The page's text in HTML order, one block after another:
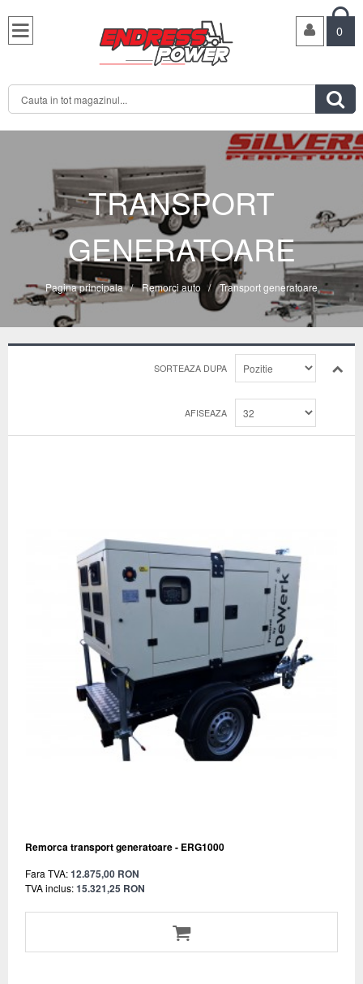

0

TRANSPORT
GENERATOARE
Pagina principala / Remorci auto / Transport generatoare
SORTEAZA DUPA
AFISEAZA
Remorca transport generatoare - ERG1000
Fara TVA:12.875,00 RON
TVA inclus:15.321,25 RON